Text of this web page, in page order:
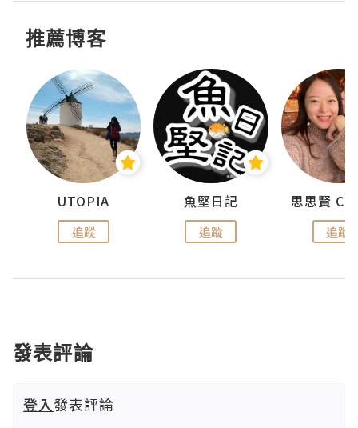
推薦博客
UTOPIA
追蹤
魚堅日記
追蹤 追蹤
發表評論
登入發表評論